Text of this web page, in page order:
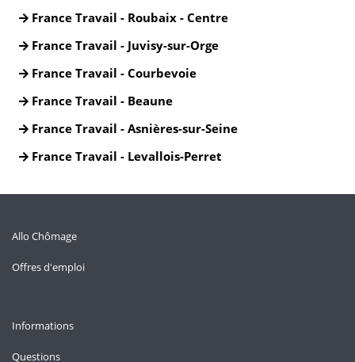
France Travail - Roubaix - Centre
France Travail - Juvisy-sur-Orge
France Travail - Courbevoie
France Travail - Beaune
France Travail - Asnières-sur-Seine
France Travail - Levallois-Perret
Allo Chômage
Offres d'emploi
Informations
Questions